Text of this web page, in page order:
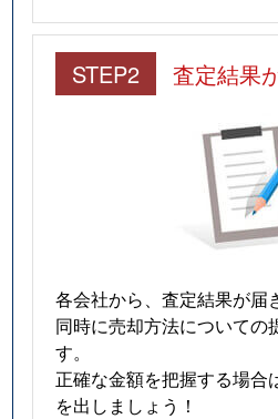
STEP2 査定結果
各会社から、査定結果が届
同時に売却方法についての
す。
正確な金額を把握する場合
を出しましょう！